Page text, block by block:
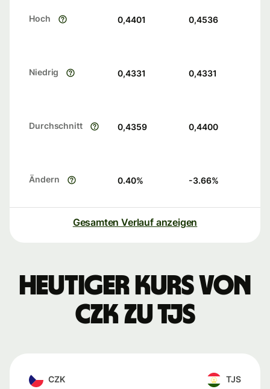
Hoch 0,4401 0,4536
Niedrig 0,4331 0,4331
Durchschnitt 0,4359 0,4400
Ändern 0.40% -3.66%
Gesamten Verlauf anzeigen
Heutiger Kurs von
CZK zu TJS
CZK TJS